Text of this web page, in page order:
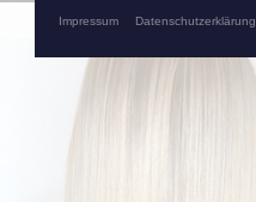
Impressum Datenschutzerklärung